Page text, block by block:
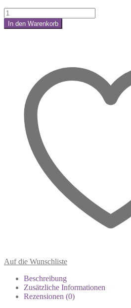
Halschakra
Aromaöl
Menge
In den Warenkorb
Auf die Wunschliste
Beschreibung
Zusätzliche Informationen
Rezensionen (0)